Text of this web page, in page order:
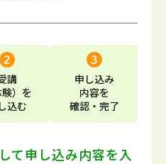
講
） を
込む
申し込み
内容を
確認・完了
て申し込み内容を入